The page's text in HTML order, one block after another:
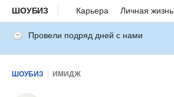
ШОУБИЗ Карьера Личная жизнь
Провели подряд дней с нами
ШОУБИЗ ИМИДЖ